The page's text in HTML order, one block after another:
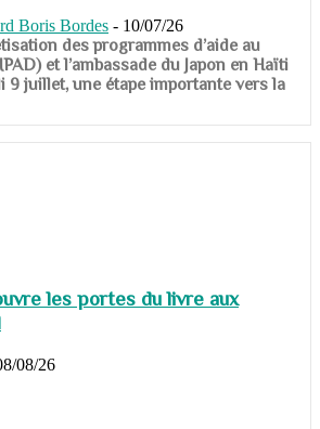
Boris Bordes - 10/07/26
des programmes d’aide au
et l’ambassade du Japon en Haïti
9 juillet, une étape importante vers la
les portes du livre aux
08/26